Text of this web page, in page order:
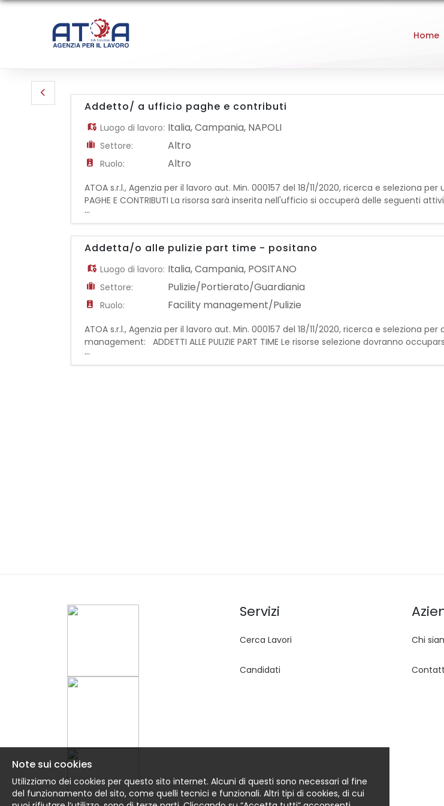
Note sui cookies
Utilizziamo dei cookies per questo sito internet. Alcuni di questi sono necessari al fine
del funzionamento del sito, come quelli tecnici e funzionali. Altri tipi di cookies, di cui
Home
Addetto/ a ufficio paghe e contributi
Luogo di lavoro: Italia,Campania, NAPOLI
Settore: Altro
Ruolo: Altro
ATOA s.r.l., Agenzia per il lavoro aut. Min. 000157 del 18/11/2020, ricerca e seleziona
PAGHE E CONTRIBUTI La risorsa sarà inserita nell'ufficio si occuperà delle seguenti
cedolini paga; - Adempimenti successivi e connessi alla chiusura paghe (
...
Addetta/o alle pulizie part time - positano
Luogo di lavoro: Italia,Campania, POSITANO
Settore: Pulizie/Portierato/Guardiania
Ruolo: Facility management/Pulizie
ATOA s.r.l., Agenzia per il lavoro aut. Min. 000157 del 18/11/2020, ricerca e seleziona
management: ADDETTI ALLE PULIZIE PART TIME Le risorse selezione dovranno
principali che la risorsa svolgerà: - Pulizia e manutenzione dei pavimenti - Esecuzi
...
Servizi
Cerca Lavori
Candidati
Chi